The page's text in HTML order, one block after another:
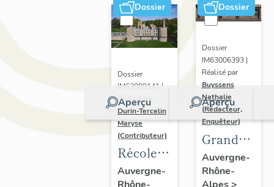
Dossier
Aperçu
Dossier
IM63009141 |
Réalisé par
Durin-Tercelin
Maryse
(Contributeur)
Récolement-
inventaire
Auvergne-
Dossier
Aperçu
Dossier
IM63006393 |
Réalisé par
Buyssens
Nathalie
(Rédacteur,
Enquêteur)
Grand
potager
Auvergne-
Rhône-